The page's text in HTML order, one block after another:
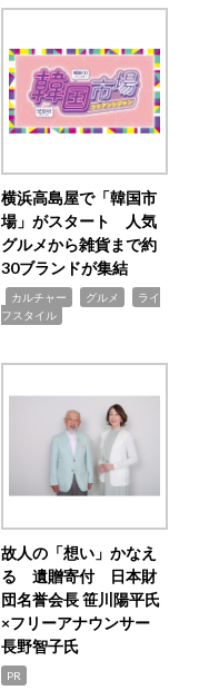
横浜高島屋で「韓国市
場」がスタート 人気
グルメから雑貨まで約
30ブランドが集結
カルチャー グルメ
ライ
フスタイル
故人の「想い」かなえ
る 遺贈寄付 日本財
団名誉会長 笹川陽平氏
×フリーアナウンサー
長野智子氏
PR